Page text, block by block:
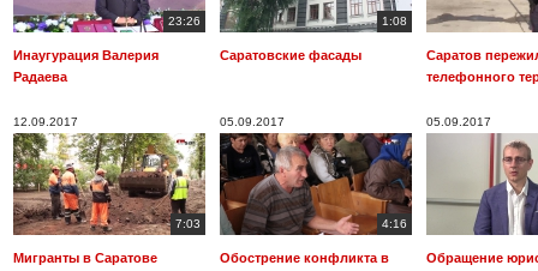
23:26
Инаугурация Валерия
Радаева
1:08
Саратовские фасады
Саратов
телефонного
12.09.2017
7:03
Мигранты в Саратове
05.09.2017
4:16
Обострение конфликта в
05.09.2017
Обращение